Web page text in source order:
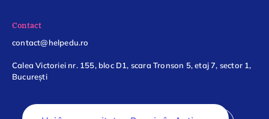
Contact
contact@helpedu.ro
Calea Victoriei nr. 155, bloc D1, scara Tronson 5, etaj 7, sector 1,
București